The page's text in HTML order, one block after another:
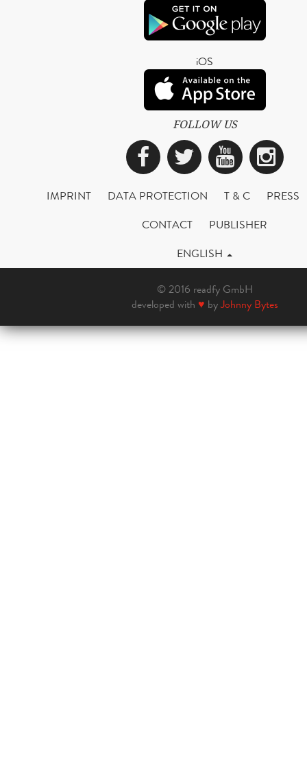
iOS
FOLLOW US
Facebook
Twitter
IMPRINT DATA PROTECTION T & C
PRESS
CONTACT
PUBLISHER
ENGLISH
© 2016 readfy GmbH
developed with ♥ byJohnny Bytes